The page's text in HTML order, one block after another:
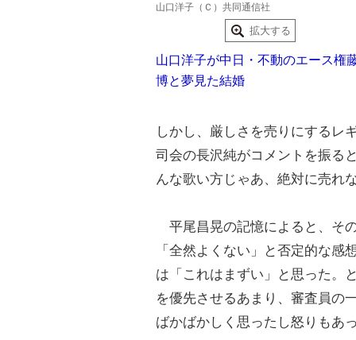
山口洋子（Ｃ）共同通信社
拡大する
山口洋子が中日・不動のエース権
博と夢見た結婚
しかし、厳しさを売りにするレ
司会の長沢純がコメントを振る
んな歌い方じゃあ、絶対に売れ
平尾昌晃の記憶によると、そ
「全然よくない」と否定的な
は「これはまずい」と思った。
を優先させるあまり、審査員の
ばかばかしく思ったし怒りもあっ